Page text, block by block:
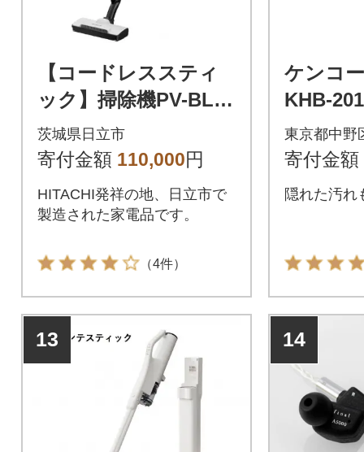
【コードレススティ
ック】掃除機PV-BL30
C4(W)
茨城県日立市
寄付金額 110,000円
HITACHI発祥の地、日立市で
製造された家電品です。
（4件）
ケンコ
KHB-
7144084
東京都中野
寄付金額
隠れた汚れ
13 14